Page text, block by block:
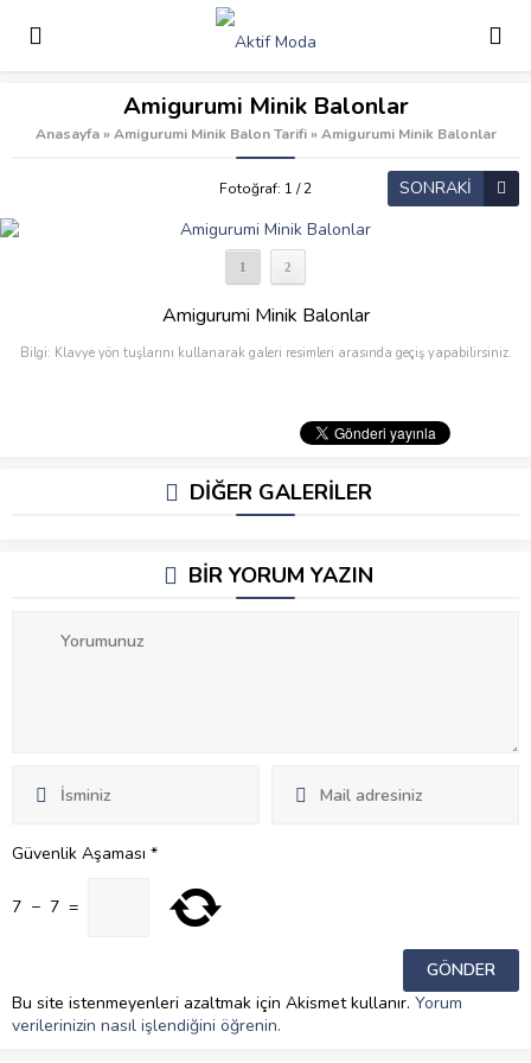
Amigurumi Minik Balonlar
Anasayfa » Amigurumi Minik Balon Tarifi » Amigurumi Minik Balonlar
Fotoğraf: 1 / 2 SONRAKİ
1 2
Amigurumi Minik Balonlar
Bilgi: Klavye yön tuşlarını kullanarak galeri resimleri arasında geçiş yapabilirsiniz.
DİĞER GALERİLER
BİR YORUM YAZIN
Güvenlik Aşaması *
7 − 7 =
Bu site istenmeyenleri azaltmak için Akismet kullanır. Yorum
verilerinizin nasıl işlendiğini öğrenin.